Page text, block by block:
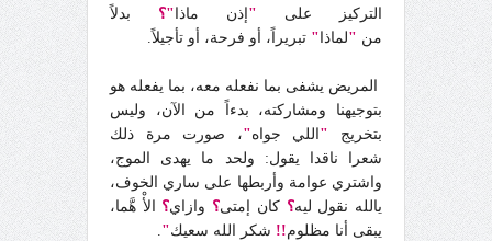
التركيز على " إذن ماذا "؟ بدلاً
من "لماذا " تبريراً، أو فرحة، أو تأجيلاً.
المريض يشفى بما نفعله معه، بما يفعله هو
بتوجيهنا ومشاركته، بدءاً من الآن، وليس
بتخريج " اللي جواه"، صورت مرة ذلك
شعرا ناقدا يقول: ولحد ما يهدى الموج،
واشتري عوامة وأربطها على ساري الخوف،
يالله نقول ليه؟ كان إمتى؟ وازاي؟ الأْ هَّما،
يبقى أنا مظلوم!! شكر الله سعيك"
.